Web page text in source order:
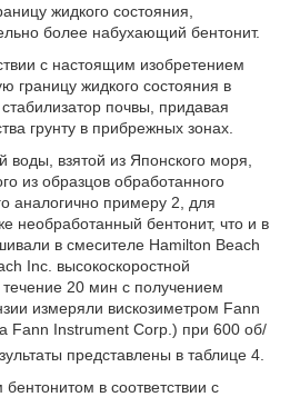
жидкого состояния,
более набухающий бентонит.
с настоящим изобретением
границу жидкого состояния в
почвы, придавая
грунту в прибрежных зонах.
взятой из Японского моря,
из образцов обработанного
аналогично примеру 2, для
необработанный бентонит, что и в
в смесителе Hamilton Beach
Inc. высокоскоростной
20 мин с получением
измеряли вискозиметром Fann
Fann Instrument Corp.) при 600 об/
представлены в таблице 4.
в соответствии с